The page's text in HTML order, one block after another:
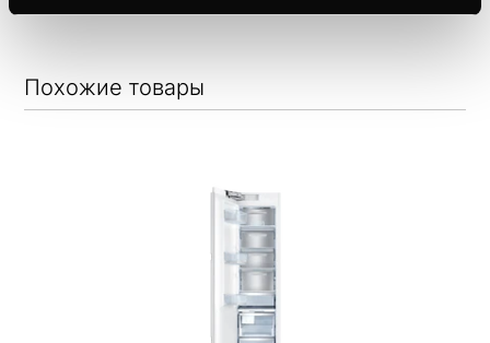
Похожие товары